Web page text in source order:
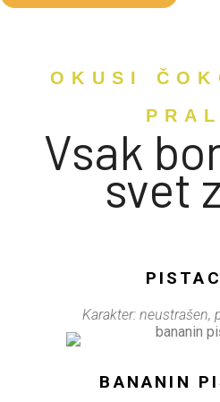
OKUSI
Vsak
svet
Karakter: neustrašen,
BANANIN